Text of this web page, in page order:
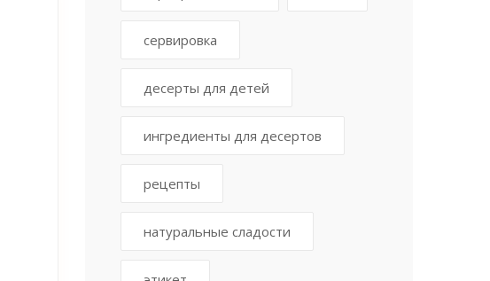
сервировка
десерты для детей
ингредиенты для десертов
рецепты
натуральные сладости